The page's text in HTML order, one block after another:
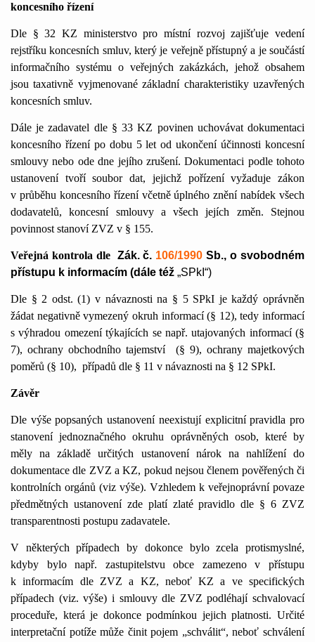
koncesního řízení
Dle § 32 KZ ministerstvo pro místní rozvoj zajišťuje vedení
rejstříku koncesních smluv, který je veřejně přístupný a je součástí
informačního systému o veřejných zakázkách, jehož obsahem
jsou taxativně vyjmenované základní charakteristiky uzavřených
koncesních smluv.
Dále je zadavatel dle § 33 KZ povinen uchovávat dokumentaci
koncesního řízení po dobu 5 let od ukončení účinnosti koncesní
smlouvy nebo ode dne jejího zrušení. Dokumentaci podle tohoto
ustanovení tvoří soubor dat, jejichž pořízení vyžaduje zákon
v průběhu koncesního řízení včetně úplného znění nabídek všech
dodavatelů, koncesní smlouvy a všech jejích změn. Stejnou
povinnost stanoví ZVZ v § 155.
Veřejná kontrola dle Zák. č. 106/1990 Sb., o svobodném
přístupu k informacím (dále též „SPkI“)
Dle § 2 odst. (1) v návaznosti na § 5 SPkI je každý oprávněn
žádat negativně vymezený okruh informací (§ 12), tedy informací
s výhradou omezení týkajících se např. utajovaných informací (§
7), ochrany obchodního tajemství
(§ 9), ochrany majetkových
poměrů (§ 10), případů dle § 11 v návaznosti na § 12 SPkI.
Závěr
Dle výše popsaných ustanovení neexistují explicitní pravidla pro
stanovení jednoznačného okruhu oprávněných osob, které by
měly na základě určitých ustanovení nárok na nahlížení do
dokumentace dle ZVZ a KZ, pokud nejsou členem pověřených či
kontrolních orgánů (viz výše). Vzhledem k veřejnoprávní povaze
předmětných ustanovení zde platí zlaté pravidlo dle § 6 ZVZ
transparentnosti postupu zadavatele.
V některých případech by dokonce bylo zcela protismyslné,
kdyby bylo např. zastupitelstvu obce zamezeno v přístupu
k informacím dle ZVZ a KZ, neboť KZ a ve specifických
případech (viz. výše) i smlouvy dle ZVZ podléhají schvalovací
proceduře, která je dokonce podmínkou jejich platnosti. Určité
interpretační potíže může činit pojem „schválit“, neboť schválení